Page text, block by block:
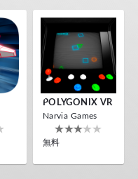
POLYGONIX VR
Narvia Games
無料